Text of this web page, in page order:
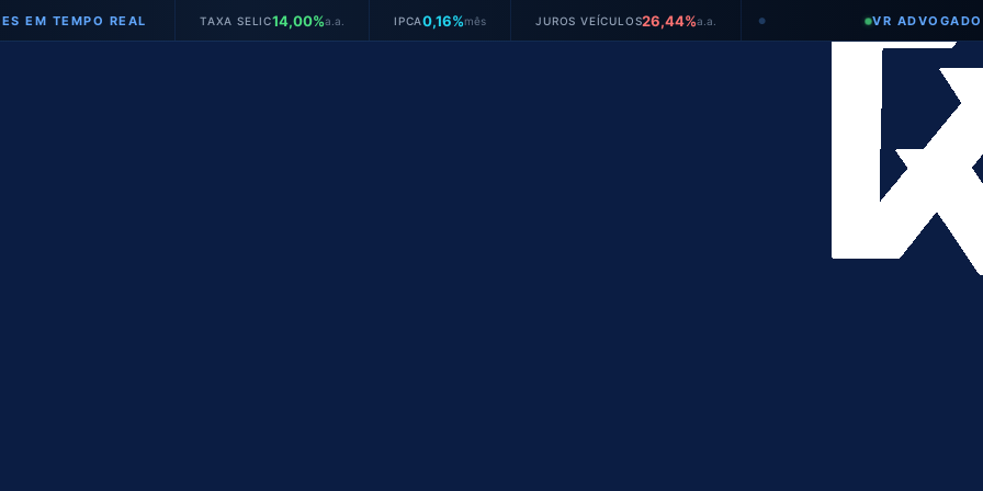
REAL TAXA SELIC14,00%a.a. IPCA 0,16%mês JUROS VEÍCULOS26,44%a.a. ● VR ADVOGADOS